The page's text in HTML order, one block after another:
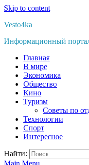
Skip to content
Vesto4ka
Информационный
Главная
В мире
Экономика
Общество
Кино
Туризм
Советы по
Технологии
Спорт
Интересное
Найти:
Main Menu